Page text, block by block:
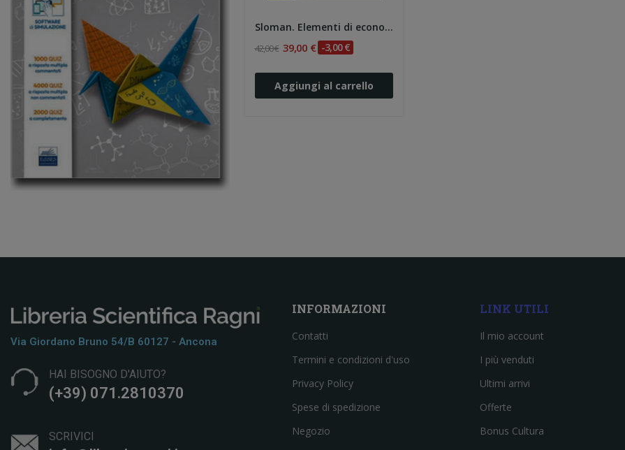
Sloman. Elementi di economia 8e
42,00 € 39,00 € -3,00 €
Aggiungi al carrello
Via Giordano Bruno 54/b 60127 - Ancona
HAI BISOGNO D'AIUTO?
(+39) 071.2810370
SCRIVICI
INFORMAZIONI
Contatti
Termini e condizioni d'uso
Privacy Policy
Spese di spedizione
Negozio
LINK UTILI
Il mio account
I più venduti
Ultimi arrivi
Offerte
Bonus Cultura